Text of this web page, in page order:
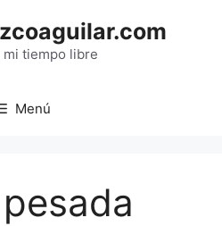
mi tiempo libre
Menú